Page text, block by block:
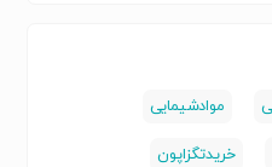
موادشیمایی
خریدتگزاپون